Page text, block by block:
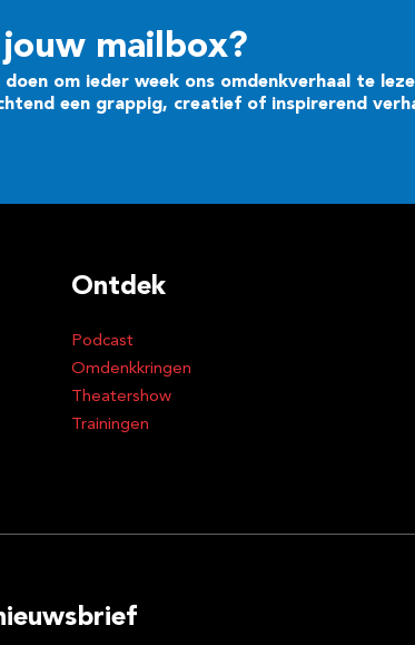
mailbox?
om ieder week ons omdenkverhaal te
een grappig, creatief of inspirerend
Ontdek
Podcast
Omdenkkringen
Theatershow
Trainingen